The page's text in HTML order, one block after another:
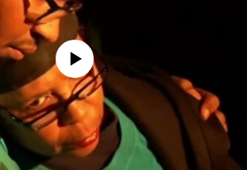
source currently available